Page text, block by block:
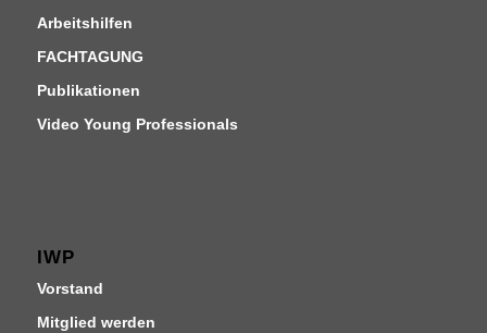
Arbeitshilfen
FACHTAGUNG
Publikationen
Video Young Professionals
IWP
Vorstand
Mitglied werden